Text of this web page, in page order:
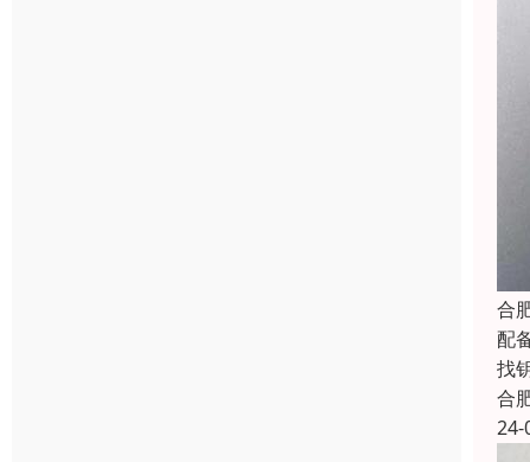
合
配
找
合
24-